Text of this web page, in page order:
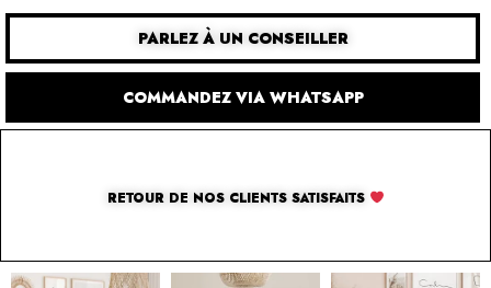
PARLEZ À UN CONSEILLER
COMMANDEZ VIA WHATSAPP
RETOUR DE NOS CLIENTS SATISFAITS